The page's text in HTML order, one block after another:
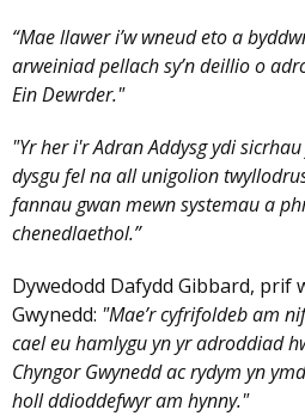
“Mae llawer i’w wneud eto a
arweiniad pellach sy’n deillio o
Ein Dewrder."
"Yr her i'r Adran Addysg ydi
dysgu fel na all unigolion
fannau gwan mewn systemau a
chenedlaethol.”
Dywedodd Dafydd Gibbard, prif
Gwynedd: "Mae’r cyfrifoldeb am
cael eu hamlygu yn yr adroddiad
Chyngor Gwynedd ac rydym yn
holl ddioddefwyr am hynny."